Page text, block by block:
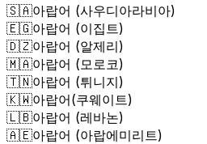
🇸🇦아랍어 (사우디아라비아)
🇪🇬아랍어 (이집트)
🇩🇿아랍어 (알제리)
🇲🇦아랍어 (모로코)
🇹🇳아랍어 (튀니지)
🇰🇼아랍어(쿠웨이트)
🇱🇧아랍어 (레바논)
🇦🇪아랍어 (아랍에미리트)